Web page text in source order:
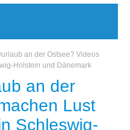
an der Ostsee? Videos
Holstein und Dänemark
an der
Lust
Schleswig-